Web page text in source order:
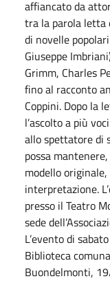
affiancato da
tra la parola letta
di novelle
Giuseppe
Grimm, Charles
fino al racconto
Coppini. Dopo la
l’ascolto a più
allo spettatore di
possa
modello
interpretazione.
presso il Teatro
sede
L’evento di sabato
Biblioteca
Buondelmonti,